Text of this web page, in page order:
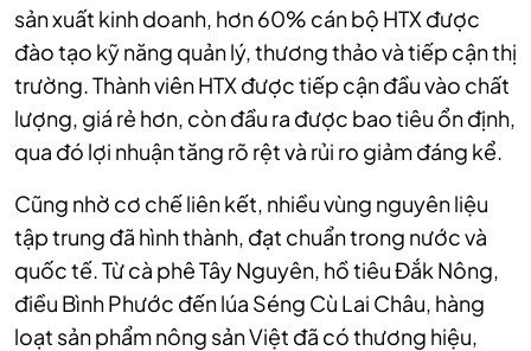
sản xuất kinh doanh, hơn 60% cán bộ HTX được
đào tạo kỹ năng quản lý, thương thảo và tiếp cận thị
trường. Thành viên HTX được tiếp cận đầu vào chất
lượng, giá rẻ hơn, còn đầu ra được bao tiêu ổn định,
qua đó lợi nhuận tăng rõ rệt và rủi ro giảm đáng kể.
Cũng nhờ cơ chế liên kết, nhiều vùng nguyên liệu
tập trung đã hình thành, đạt chuẩn trong nước và
quốc tế. Từ cà phê Tây Nguyên, hồ tiêu Đắk Nông,
điều Bình Phước đến lúa Séng Cù Lai Châu, hàng
loạt sản phẩm nông sản Việt đã có thương hiệu,